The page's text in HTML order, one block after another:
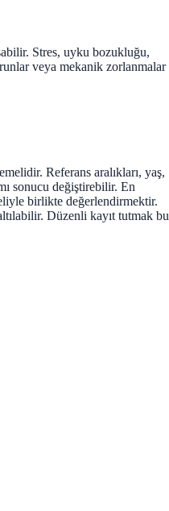
Stres, uyku bozukluğu,
veya mekanik zorlanmalar
Referans aralıkları, yaş,
sonucu değiştirebilir. En
birlikte değerlendirmektir.
Düzenli kayıt tutmak bu